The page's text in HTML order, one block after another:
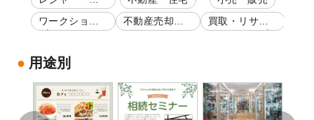
楽
ワークショッ
プ
不動産売却・
買取
買取・リサイ
クルショップ
用途別